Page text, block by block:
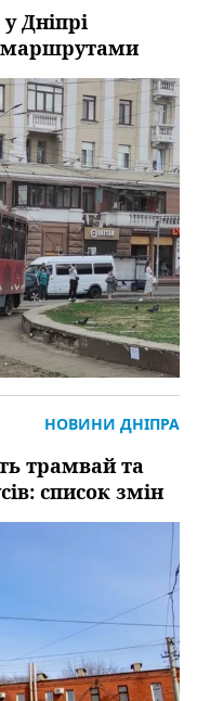
Дніпрі
маршрутами
трамвай та
список змін
НОВИНИ ДНІПРА